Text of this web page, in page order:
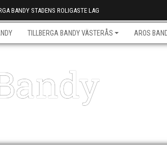
BANDY STADENS ROLIGASTE LAG
TILLBERGA BANDY VÄSTERÅS AROS